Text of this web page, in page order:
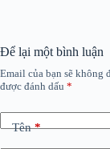
Để lại một bình luận
Email của bạn sẽ không
được đánh dấu *
Tên*